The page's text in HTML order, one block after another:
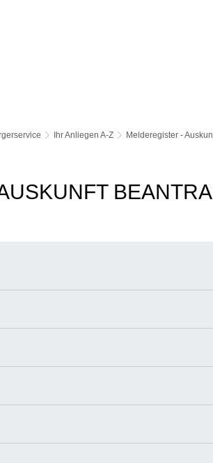
Ihr Anliegen A-Z Melderegister -